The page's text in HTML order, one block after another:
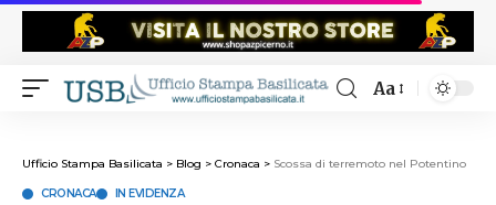
Aa
Ufficio Stampa Basilicata > Blog > Cronaca > Scossa di terremoto nel Potentino
CRONACA IN EVIDENZA